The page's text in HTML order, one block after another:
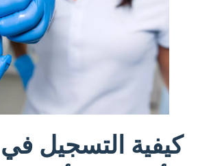
كيفية التسجيل في